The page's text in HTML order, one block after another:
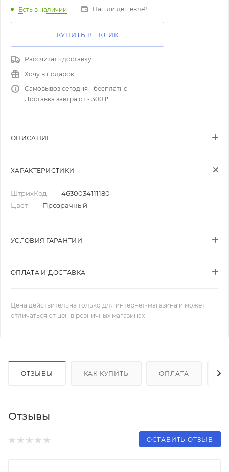
Есть в наличии Нашли дешевле?
КУПИТЬ В 1 КЛИК
Рассчитать доставку
Хочу в подарок
Самовывоз сегодня - бесплатно
Доставка завтра от - 300 ₽
ОПИСАНИЕ
ХАРАКТЕРИСТИКИ
ШтрихКод — 4630034111180
Цвет — Прозрачный
УСЛОВИЯ ГАРАНТИИ
ОПЛАТА И ДОСТАВКА
Цена действительна только для интернет-магазина и может
отличаться от цен в розничных магазинах
ОТЗЫВЫ КАК КУПИТЬ ОПЛАТА
Отзывы
ОСТАВИТЬ ОТЗЫВ